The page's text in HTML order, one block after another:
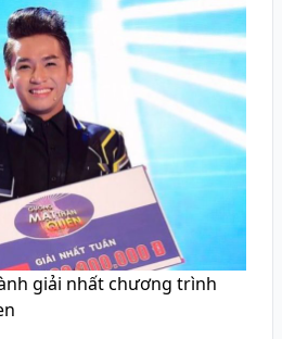
giải nhất chương trình